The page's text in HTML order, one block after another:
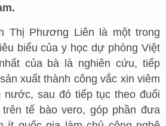
Thị Phương Liên là một trong
biểu của y học dự phòng Việt
của bà là nghiên cứu, tiếp
xuất thành công vắc xin viêm
nước, sau đó tiếp tục theo đuổi
tế bào vero, góp phần đưa